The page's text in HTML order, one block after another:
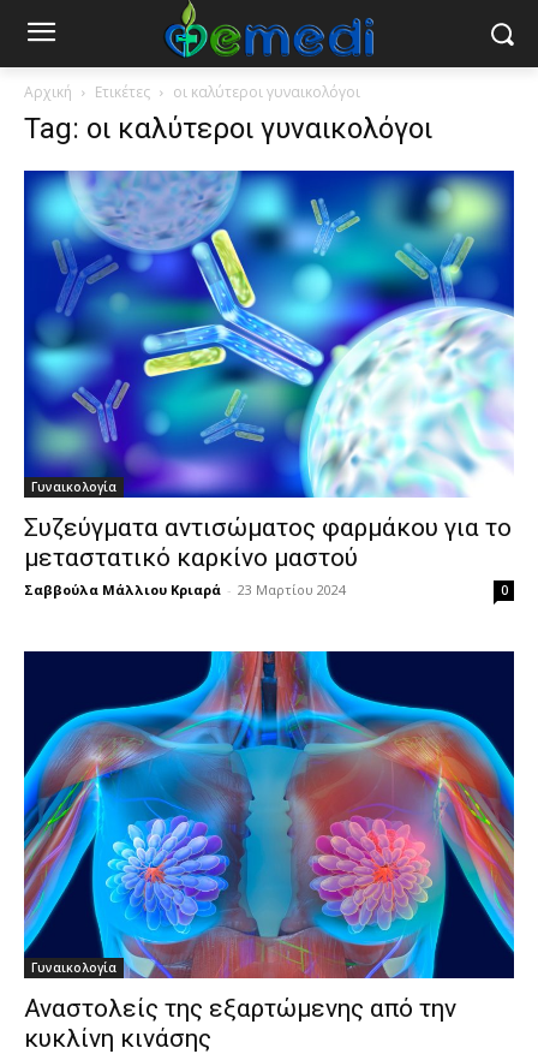
Αρχική Ετικέτες οι καλύτεροι γυναικολόγοι
Tag: οι καλύτεροι γυναικολόγοι
Γυναικολογία
Συζεύγματα αντισώματος φαρμάκου για το
μεταστατικό καρκίνο μαστού
Σαββούλα Μάλλιου Κριαρά - 23 Μαρτίου 2024 0
Γυναικολογία
Αναστολείς της εξαρτώμενης από την
κυκλίνη κινάσης